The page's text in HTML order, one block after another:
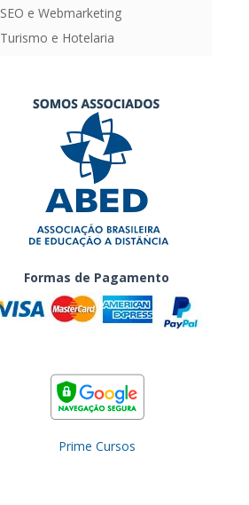
SEO e Webmarketing
Turismo e Hotelaria
Formas de Pagamento
Prime Cursos